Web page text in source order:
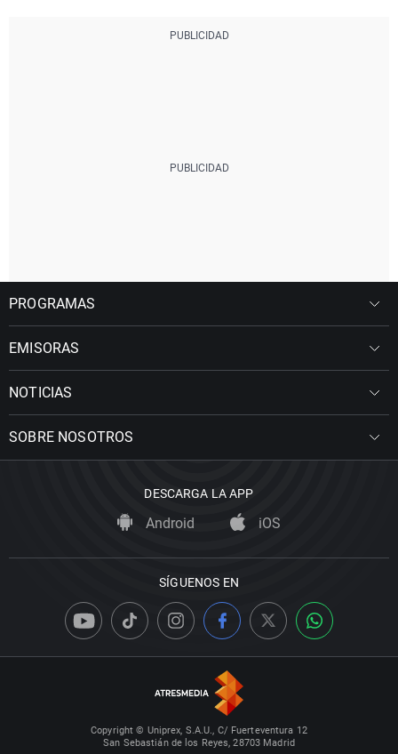
PROGRAMAS
EMISORAS
NOTICIAS
SOBRE NOSOTROS
DESCARGA LA APP
Android iOS
SÍGUENOS EN
Copyright © Uniprex, S.A.U., C/ Fuerteventura 12
San Sebastián de los Reyes, 28703 Madrid